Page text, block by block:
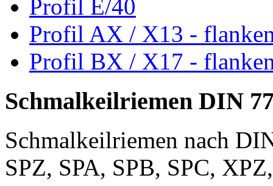
Profil E/40
Profil AX / X13 -
Profil BX / X17 -
Schmalkeilriemen DIN
Schmalkeilriemen nach
SPZ, SPA, SPB, SPC,